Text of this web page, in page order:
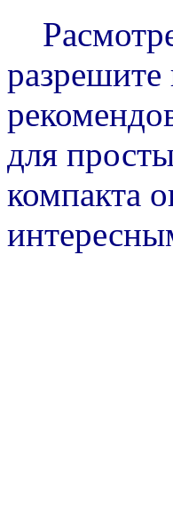
для
компакта